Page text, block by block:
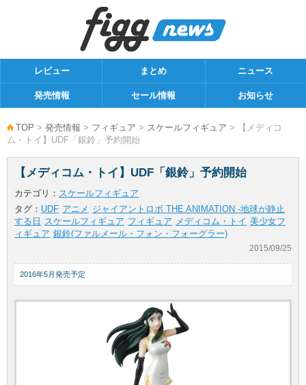
レビュー まとめ ニュース
発売情報 セール情報 お知らせ
TOP > 発売情報 > フィギュア > スケールフィギュア > 【メディコ
ム・トイ】UDF「銀鈴」予約開始
【メディコム・トイ】UDF「銀鈴」予約開始
カテゴリ： スケールフィギュア
タグ： UDF アニメ ジャイアントロボ THE ANIMATION -地球が静止
する日
スケールフィギュア フィギュア メディコム・トイ 美少女フ
ィギュア 銀鈴(ファルメール・フォン・フォーグラー)
2015/09/25
2016年5月発売予定